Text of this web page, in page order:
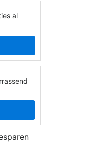
al